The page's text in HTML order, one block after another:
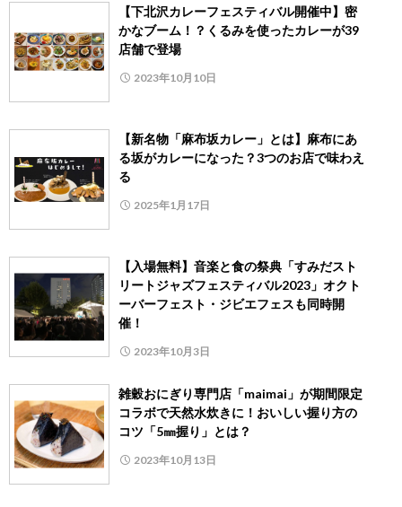
【下北沢カレーフェスティバル開催中】密
かなブーム！？くるみを使ったカレーが39
店舗で登場
2023年10月10日
【新名物「麻布坂カレー」とは】麻布にあ
る坂がカレーになった？3つのお店で味わえ
る
2025年1月17日
【入場無料】音楽と食の祭典「すみだスト
リートジャズフェスティバル2023」オクト
ーバーフェスト・ジビエフェスも同時開
催！
2023年10月3日
雑穀おにぎり専門店「maimai」が期間限定
コラボで天然水炊きに！おいしい握り方の
コツ「5㎜握り」とは？
2023年10月13日